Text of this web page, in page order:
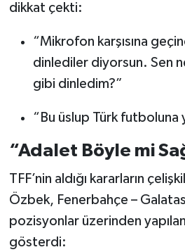
dikkat çekti:
“Mikrofon karşısına
dinlediler diyorsun. Sen
gibi dinledim?”
“Bu üslup Türk futboluna
“Adalet Böyle mi
TFF’nin aldığı kararların
Özbek, Fenerbahçe –
pozisyonlar üzerinden
gösterdi: